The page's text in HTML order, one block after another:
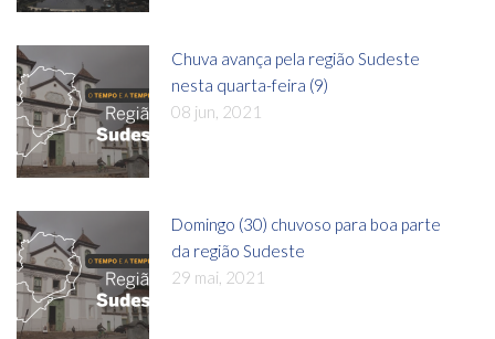
Chuva avança pela região Sudeste
nesta quarta-feira (9)
08 jun, 2021
Domingo (30) chuvoso para boa parte
da região Sudeste
29 mai, 2021